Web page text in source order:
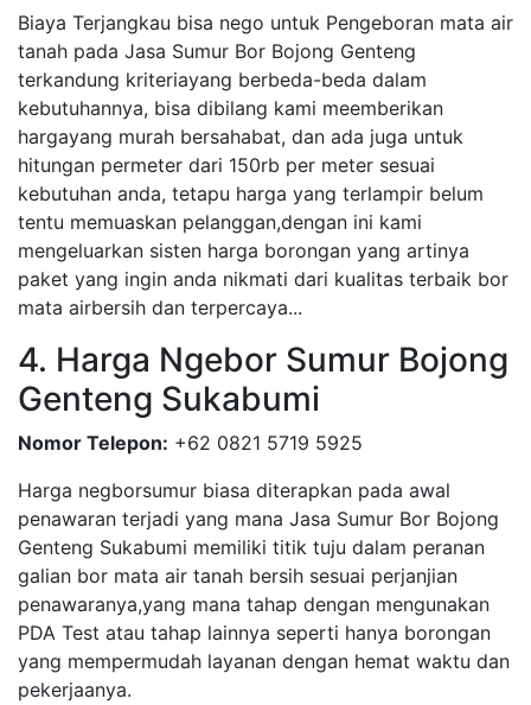
Biaya Terjangkau bisa nego untuk Pengeboran mata air
tanah pada Jasa Sumur Bor Bojong Genteng
terkandung kriteriayang berbeda-beda dalam
kebutuhannya, bisa dibilang kami meemberikan
hargayang murah bersahabat, dan ada juga untuk
hitungan permeter dari 150rb per meter sesuai
kebutuhan anda, tetapu harga yang terlampir belum
tentu memuaskan pelanggan,dengan ini kami
mengeluarkan sisten harga borongan yang artinya
paket yang ingin anda nikmati dari kualitas terbaik bor
mata airbersih dan terpercaya...
4. Harga Ngebor Sumur Bojong
Genteng Sukabumi
Nomor Telepon: +62 0821 5719 5925
Harga negborsumur biasa diterapkan pada awal
penawaran terjadi yang mana Jasa Sumur Bor Bojong
Genteng Sukabumi memiliki titik tuju dalam peranan
galian bor mata air tanah bersih sesuai perjanjian
penawaranya,yang mana tahap dengan mengunakan
PDA Test atau tahap lainnya seperti hanya borongan
yang mempermudah layanan dengan hemat waktu dan
pekerjaanya.